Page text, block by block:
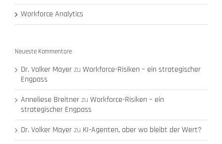
Workforce Analytics
Neueste Kommentare
Dr. Volker Mayerzu Workforce-Risiken – ein strategischer
Engpass
Anneliese Breitnerzu Workforce-Risiken – ein
strategischer Engpass
Dr. Volker Mayerzu KI-Agenten, aber wo bleibt der Wert?